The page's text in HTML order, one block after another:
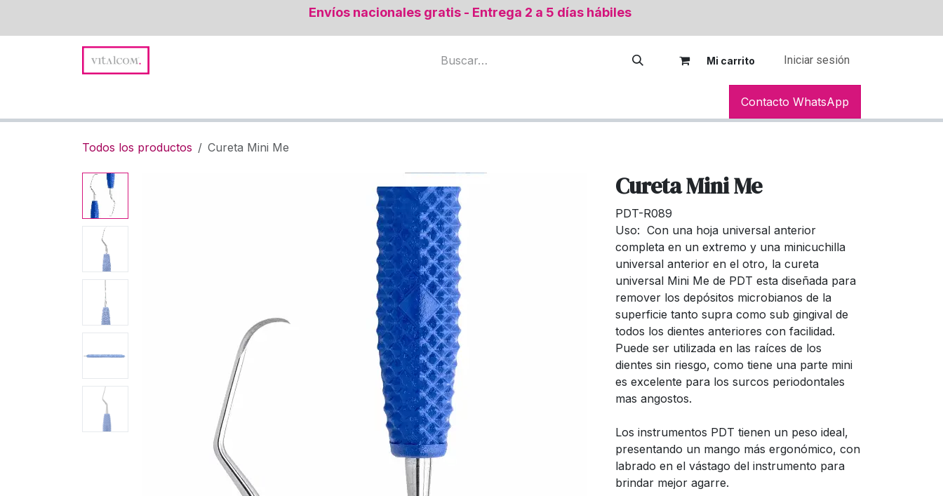
Envíos nacionales gratis - Entrega 2 a 5 días hábiles
Mi carrito Iniciar sesión
Contacto WhatsApp
Todos los productos Cureta Mini Me
Cureta Mini Me
PDT-R089
Uso: Con una hoja universal anterior
completa en un extremo y una minicuchilla
universal anterior en el otro, la cureta
universal Mini Me de PDT esta diseñada para
remover los depósitos microbianos de la
superficie tanto supra como sub gingival de
todos los dientes anteriores con facilidad.
Puede ser utilizada en las raíces de los
dientes sin riesgo, como tiene una parte mini
es excelente para los surcos periodontales
mas angostos.
Los instrumentos PDT tienen un peso ideal,
presentando un mango más ergonómico, con
labrado en el vástago del instrumento para
brindar mejor agarre.